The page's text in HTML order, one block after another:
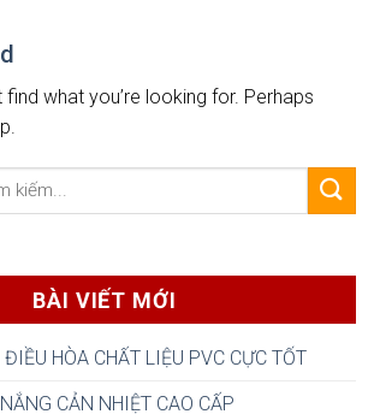
find what you’re looking for. Perhaps
BÀI VIẾT MỚI
HÒA CHẤT LIỆU PVC CỰC TỐT
CẢN NHIỆT CAO CẤP